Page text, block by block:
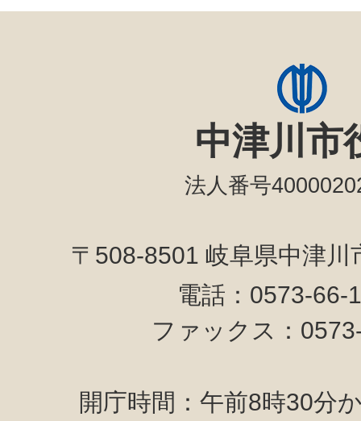
中津川市
法人番号
〒508-8501 岐阜県中津
電話：0573-
ファックス：
開庁時間：午前8時30分